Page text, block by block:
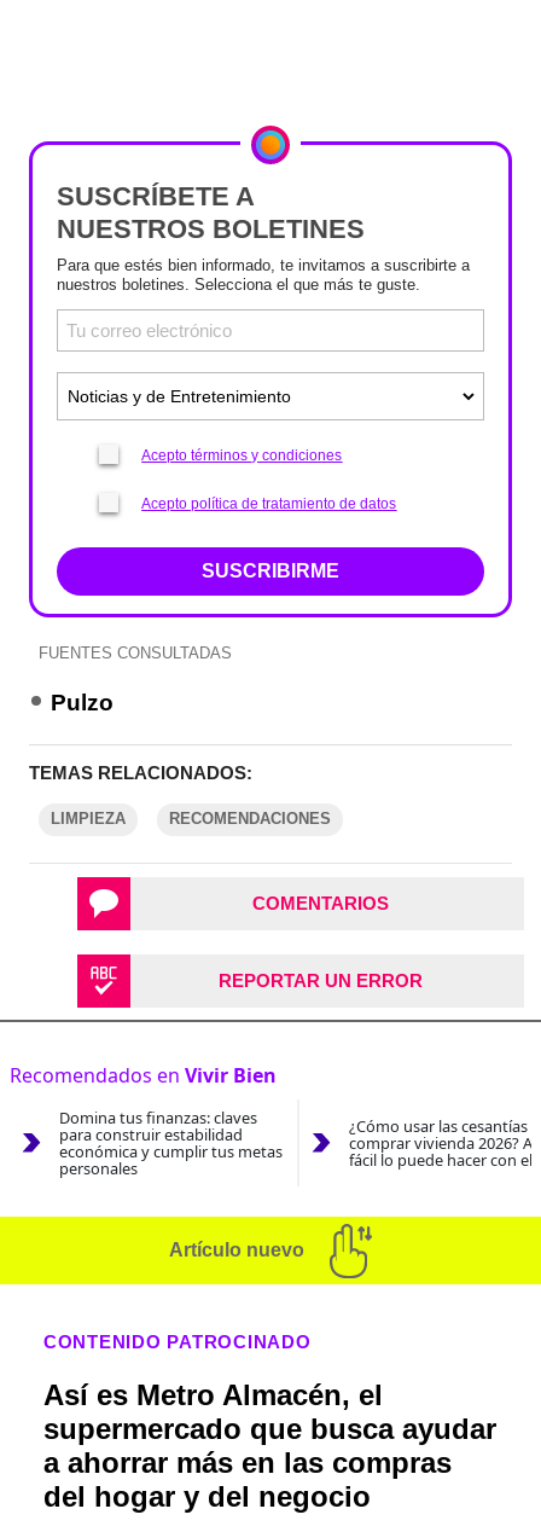
SUSCRÍBETE A
NUESTROS BOLETINES
Para que estés bien informado, te invitamos a suscribirte a
nuestros boletines. Selecciona el que más te guste.
Acepto términos y condiciones
Acepto política de tratamiento de datos
SUSCRIBIRME
FUENTES CONSULTADAS
Pulzo
TEMAS RELACIONADOS:
LIMPIEZA RECOMENDACIONES
COMENTARIOS
REPORTAR UN ERROR
Recomendados en Vivir Bien
Domina tus finanzas: claves
para construir estabilidad
económica y cumplir tus metas
personales
¿Cómo usar las cesantías
comprar vivienda 2026?
fácil lo puede hacer con el
Artículo nuevo
CONTENIDO PATROCINADO
Así es Metro Almacén, el
supermercado que busca ayudar
a ahorrar más en las compras
del hogar y del negocio